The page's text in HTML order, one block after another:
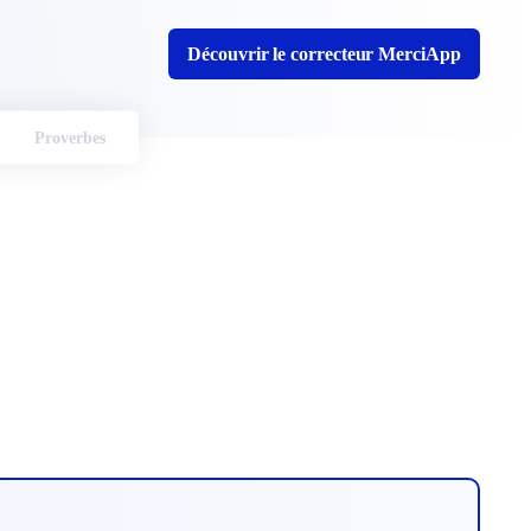
Découvrir le correcteur MerciApp
Proverbes